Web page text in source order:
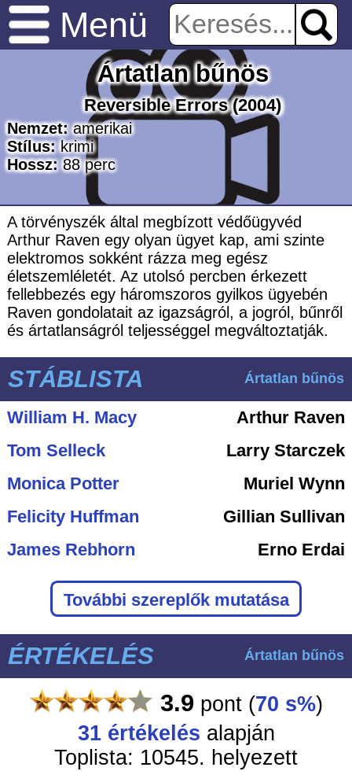
Menü
Ártatlan bűnös
Reversible Errors(2004)
Nemzet: amerikai
Stílus: krimi
Hossz: 88perc
A törvényszék által megbízott védőügyvéd
Arthur Raven egy olyan ügyet kap, ami szinte
elektromos sokként rázza meg egész
életszemléletét. Az utolsó percben érkezett
fellebbezés egy háromszoros gyilkos ügyebén
Raven gondolatait az igazságról, a jogról, bűnről
és ártatlanságról teljességgel megváltoztatják.
STÁBLISTA Ártatlan bűnös
William H. Macy
Arthur Raven
Tom Selleck
Larry Starczek
Monica Potter
Muriel Wynn
Felicity Huffman
Gillian Sullivan
James Rebhorn
Erno Erdai
További szereplők mutatása
ÉRTÉKELÉS Ártatlan bűnös
3.9 pont (70 s%)
31értékelés alapján
Toplista: 10545. helyezett